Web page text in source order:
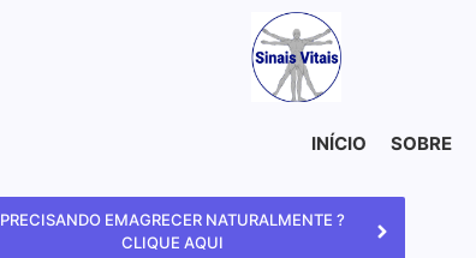
INÍCIO SOBRE
PRECISANDO EMAGRECER NATURALMENTE ?
CLIQUE AQUI